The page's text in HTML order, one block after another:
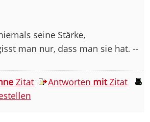
seine Stärke,
man nur, dass man sie hat. --
Zitat Antworten mitZitat